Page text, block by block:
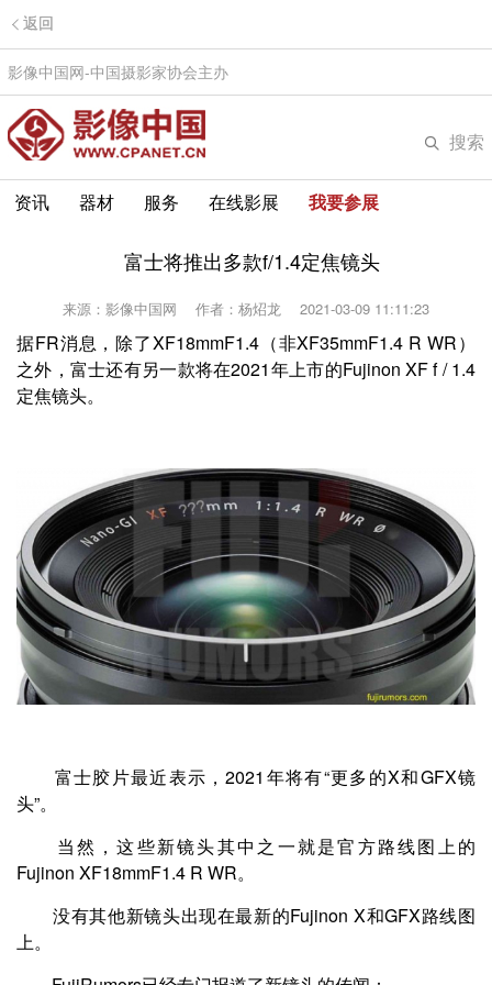
返回
影像中国网-中国摄影家协会主办
搜索
资讯 器材 服务 在线影展 我要参展
富士将推出多款f/1.4定焦镜头
来源：影像中国网 作者：杨炤龙 2021-03-09 11:11:23
据FR消息，除了XF18mmF1.4（非XF35mmF1.4 R WR）
之外，富士还有另一款将在2021年上市的Fujinon XF f / 1.4
定焦镜头。
富士胶片最近表示，2021年将有“更多的X和GFX镜
头”。
当然，这些新镜头其中之一就是官方路线图上的
Fujinon XF18mmF1.4 R WR。
没有其他新镜头出现在最新的Fujinon X和GFX路线图
上。